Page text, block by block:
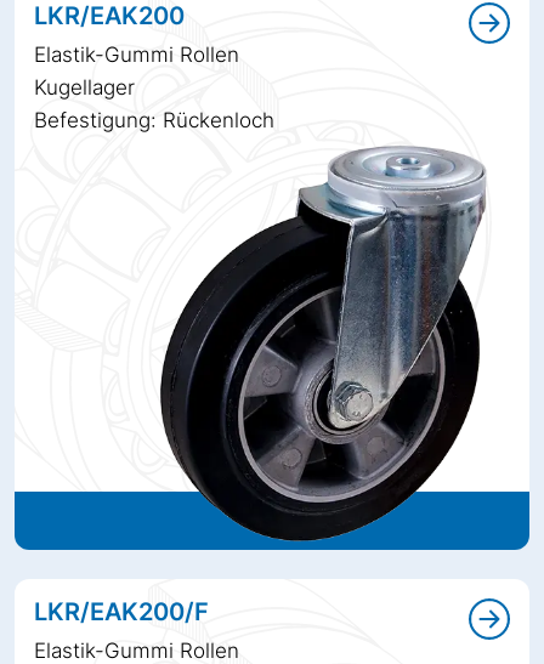
LKR/EAK200
Elastik-Gummi Rollen
Kugellager
Befestigung: Rückenloch
LKR/EAK200/F
Elastik-Gummi Rollen